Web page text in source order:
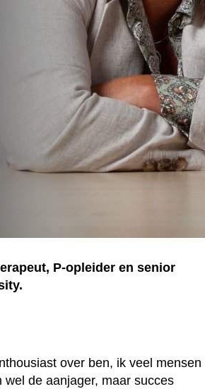
P-opleider en senior
over ben, ik veel mensen
de aanjager, maar succes